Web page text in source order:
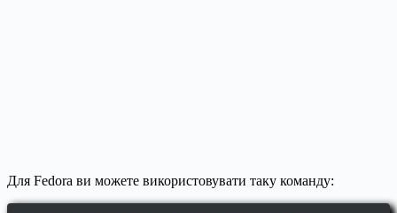
Для Fedora ви можете використовувати таку команду: